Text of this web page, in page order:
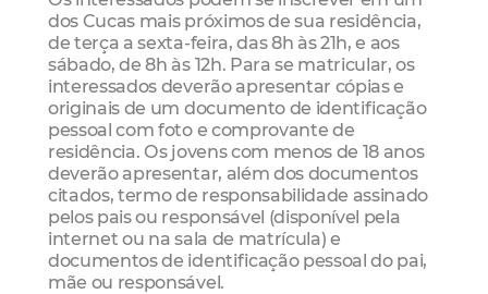
dos Cucas mais próximos de sua residência,
de terça a sexta-feira, das 8h às 21h, e aos
sábado, de 8h às 12h. Para se matricular, os
interessados deverão apresentar cópias e
originais de um documento de identificação
pessoal com foto e comprovante de
residência. Os jovens com menos de 18 anos
deverão apresentar, além dos documentos
citados, termo de responsabilidade assinado
pelos pais ou responsável (disponível pela
internet ou na sala de matrícula) e
documentos de identificação pessoal do pai,
mãe ou responsável.